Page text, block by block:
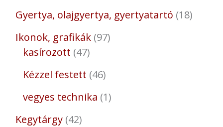
Gyertya, olajgyertya, gyertyatartó 18
Ikonok, grafikák 97
kasírozott 47
Kézzel festett 46
vegyes technika 1
Kegytárgy 42